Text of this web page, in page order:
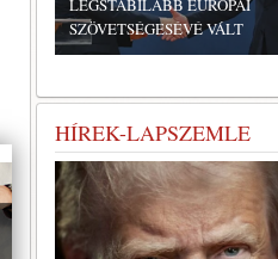
LEGSTABILABB EURÓPAI
SZÖVETSÉGESÉVÉ VÁLT
HÍREK-LAPSZEMLE